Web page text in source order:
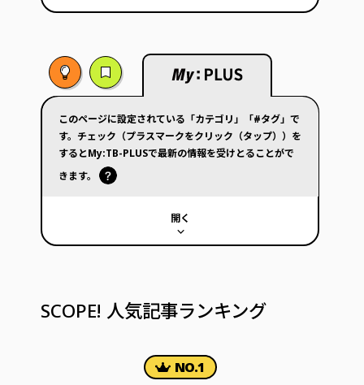
このページに設定されている「カテゴリ」「#タグ」で
す。チェック（プラスマークをクリック（タップ））を
するとMy:TB-PLUSで最新の情報を受けとることがで
きます。
開く
SCOPE! 人気記事ランキング